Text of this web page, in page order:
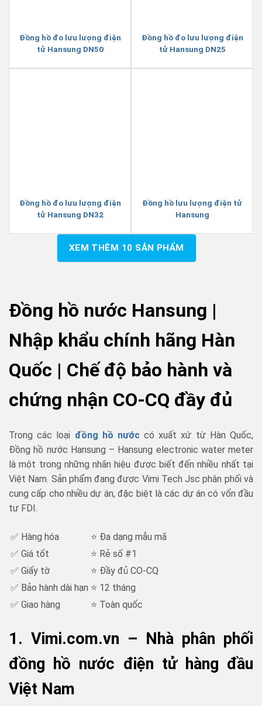
Đồng hồ đo lưu lượng điện
tử Hansung DN50
Đồng hồ đo lưu lượng điện
tử Hansung DN25
Đồng hồ đo lưu lượng điện
tử Hansung DN32
Đồng hồ lưu lượng điện tử
Hansung
XEM THÊM 10 SẢN PHẨM
Đồng hồ nước Hansung |
Nhập khẩu chính hãng Hàn
Quốc | Chế độ bảo hành và
chứng nhận CO-CQ đầy đủ
Trong các loại đồng hồ nước có xuất xứ từ Hàn Quốc,
Đồng hồ nước Hansung – Hansung electronic water meter
là một trong những nhãn hiệu được biết đến nhiều nhất tại
Việt Nam. Sản phẩm đang được Vimi Tech Jsc phân phối và
cung cấp cho nhiều dự án, đặc biệt là các dự án có vốn đầu
tư FDI.
✅ Hàng hóa
⭐ Đa dạng mẫu mã
✅ Giá tốt
⭐ Rẻ số #1
✅ Giấy tờ
⭐ Đầy đủ CO-CQ
✅ Bảo hành dài hạn ⭐ 12 tháng
✅ Giao hàng
⭐ Toàn quốc
1. Vimi.com.vn – Nhà phân phối
đồng hồ nước điện tử hàng đầu
Việt Nam